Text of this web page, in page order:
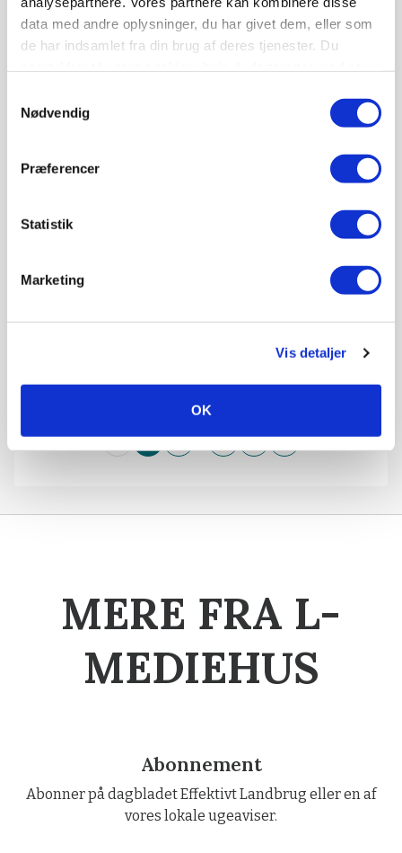
data med andre oplysninger, du har givet dem, eller som
de har indsamlet fra din brug af deres tjenester. Du
Nødvendig
Præferencer
Statistik
Marketing
Vis detaljer
OK
RÅDGIVNING 27. MAJ
Kan naturdrift blive en driftsgren i
141.460 træer plantet: Første
statsskov med urørt skov som mål
Biavlere advarer mod grøn
Side 1 af 14 (269 artikler)
‹
1 2 … 13 14 ›
MERE FRA L-
MEDIEHUS
Abonnement
Abonner på dagbladet Effektivt Landbrug eller en af
vores lokale ugeaviser.